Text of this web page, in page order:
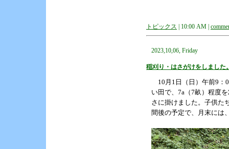
トピックス | 10:00 AM |
2023,10,06, Friday
稲刈り・はさがけをしました
10月1日（日）午前9：
い田で、7a（7畝）程度
さに掛けました。子供た
間後の予定で、月末には